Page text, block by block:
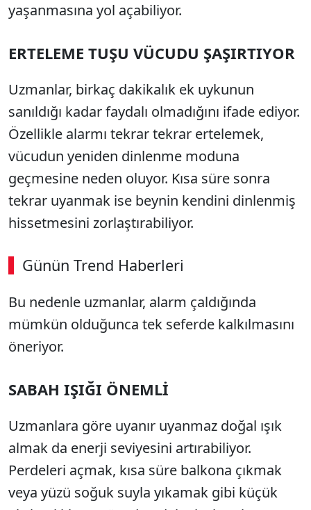
yaşanmasına yol açabiliyor.
ERTELEME TUŞU VÜCUDU ŞAŞIRTIYOR
Uzmanlar, birkaç dakikalık ek uykunun
sanıldığı kadar faydalı olmadığını ifade ediyor.
Özellikle alarmı tekrar tekrar ertelemek,
vücudun yeniden dinlenme moduna
geçmesine neden oluyor. Kısa süre sonra
tekrar uyanmak ise beynin kendini dinlenmiş
hissetmesini zorlaştırabiliyor.
Günün Trend Haberleri
Bu nedenle uzmanlar, alarm çaldığında
mümkün olduğunca tek seferde kalkılmasını
öneriyor.
SABAH IŞIĞI ÖNEMLİ
Uzmanlara göre uyanır uyanmaz doğal ışık
almak da enerji seviyesini artırabiliyor.
Perdeleri açmak, kısa süre balkona çıkmak
veya yüzü soğuk suyla yıkamak gibi küçük